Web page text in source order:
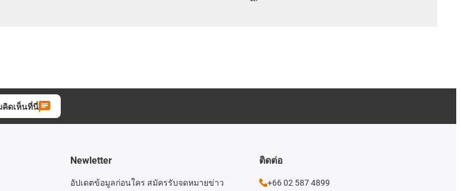
คิดเห็นที่นี่
Newletter
อัปเดตข้อมูลก่อนใคร สมัครรับจดหมายข่าว
ติดต่อ
+66 02 587 4899